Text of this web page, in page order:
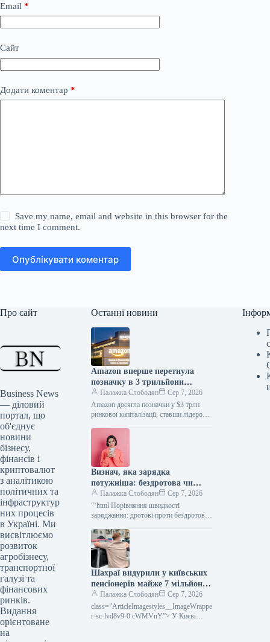
Email *
Сайт
Додати коментар *
Save my name, email and website in this browser for the
next time I comment.
Опублікувати коментар
Про сайт
Business News
— діловий
портал, що
об'єднує
новини
бізнесу,
фінансів і
криптовалют
з аналітикою
політичних та
інфраструктур
них процесів
в Україні. Ми
висвітлюємо
розвиток
агробізнесу,
транспортної
галузі та
фінансових
ринків.
Видання
орієнтоване
на
Останні новини
Amazon вперше перетнула
позначку в 3 трильйони
доларів ринкової капіталізації
Палажка Слободян
Сер 7, 2026
Amazon досягла позначки у $3 трлн
ринкової капіталізації, ставши лідером
уперше в історії подолала позначку…
Визнач, яка зарядка
потужніша: бездротова чи
дротова
Палажка Слободян
Сер 7, 2026
“`html Порівняння швидкості
заряджання: дротові проти бездротових
вже доволі тривалий час присутні на
ринку смартфонів,…
Шахраї видурили у київських
пенсіонерів майже 7 мільйонів
гривень, прикинувшись
працівниками СБУ
Палажка Слободян
Сер 7, 2026
class=”ArticleImagestyles__ImageWrappe
r-sc-lvd8v9-0 cWMVnY”> У Києві